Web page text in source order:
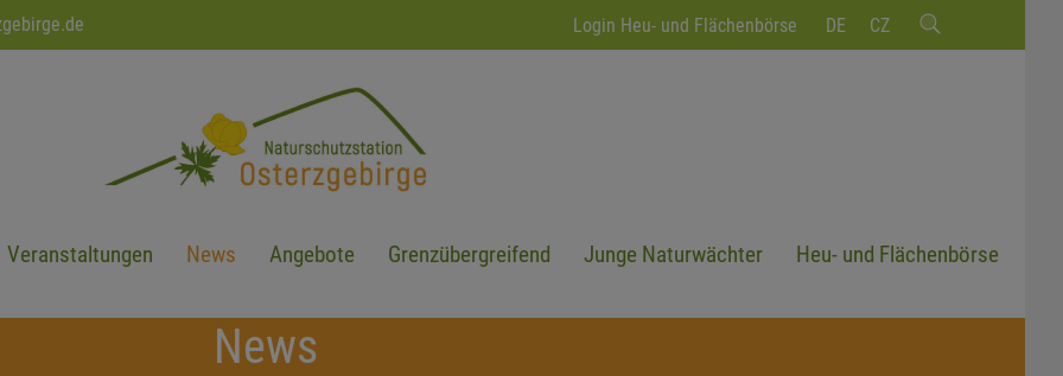
Login Heu- und Flächenbörse DE CZ
Veranstaltungen News Angebote Grenzübergreifend Junge Naturwächter Heu- und Flächenbörse
News